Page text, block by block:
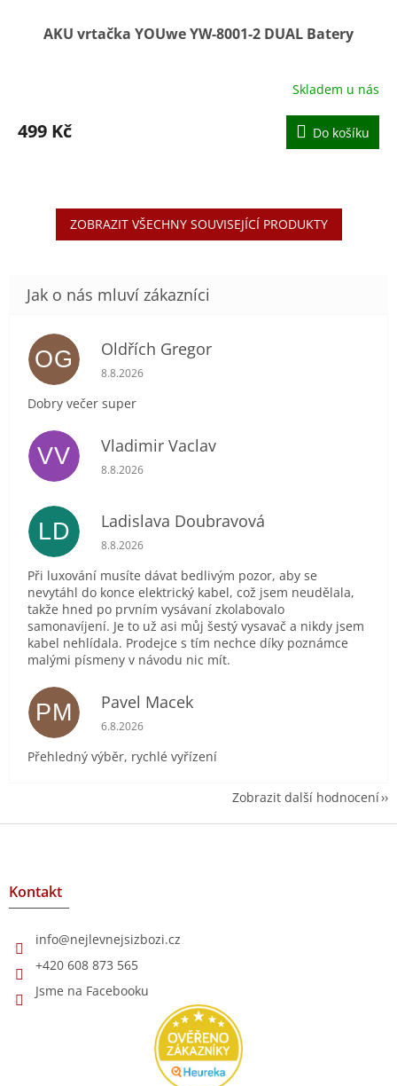
AKU vrtačka YOUwe YW-8001-2 DUAL Batery
produktu
je
hvězdiček.
Skladem u nás
499 Kč Do košíku
ZOBRAZIT VŠECHNY SOUVISEJÍCÍ PRODUKTY
OG Oldřích Gregor
Hodnocení obchodu je 5 z 5 hvězdiček.
8.8.2026
Dobry večer super
VV Vladimir Vaclav
Hodnocení obchodu je 5 z 5 hvězdiček.
8.8.2026
LD Ladislava Doubravová
Hodnocení obchodu je 2 z 5 hvězdiček.
8.8.2026
Při luxování musíte dávat bedlivým pozor, aby se
nevytáhl do konce elektrický kabel, což jsem neudělala,
takže hned po prvním vysávaní zkolabovalo
samonavíjení. Je to už asi můj šestý vysavač a nikdy jsem
kabel nehlídala. Prodejce s tím nechce díky poznámce
malými písmeny v návodu nic mít.
PM Pavel Macek
Hodnocení obchodu je 5 z 5 hvězdiček.
6.8.2026
Přehledný výběr, rychlé vyřízení
Zobrazit další hodnocení
Z
Kontakt
info@nejlevnejsizbozi.cz
+420 608 873 565
Jsme na Facebooku